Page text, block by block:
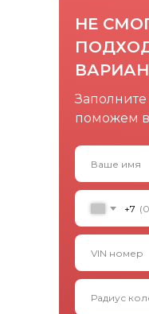
НЕ
поможем
+7